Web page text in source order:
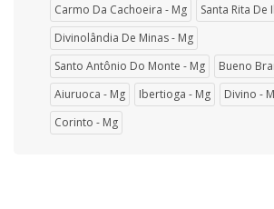
Carmo Da Cachoeira - Mg
Santa Rita
Divinolândia De Minas - Mg
Santo Antônio Do Monte - Mg
Bueno
Aiuruoca - Mg
Ibertioga - Mg
Divino -
Corinto - Mg